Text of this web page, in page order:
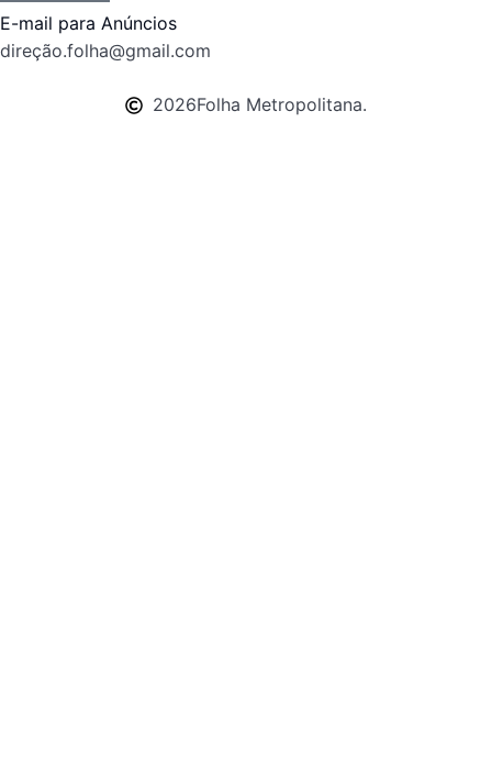
E-mail para Anúncios
direção.folha@gmail.com
2026Folha Metropolitana.